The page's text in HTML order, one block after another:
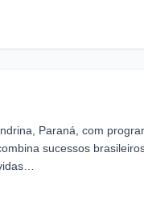
Paraná, com
sucessos